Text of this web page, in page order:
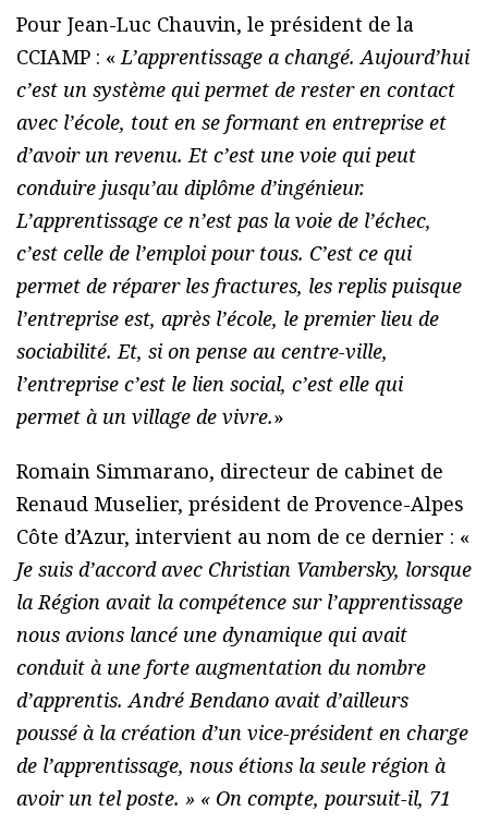
Pour Jean-Luc Chauvin, le président de la
CCIAMP : « L’apprentissage a changé. Aujourd’hui
c’est un système qui permet de rester en contact
avec l’école, tout en se formant en entreprise et
d’avoir un revenu. Et c’est une voie qui peut
conduire jusqu’au diplôme d’ingénieur.
L’apprentissage ce n’est pas la voie de l’échec,
c’est celle de l’emploi pour tous. C’est ce qui
permet de réparer les fractures, les replis puisque
l’entreprise est, après l’école, le premier lieu de
sociabilité. Et, si on pense au centre-ville,
l’entreprise c’est le lien social, c’est elle qui
permet à un village de vivre.»
Romain Simmarano, directeur de cabinet de
Renaud Muselier, président de Provence-Alpes
Côte d’Azur, intervient au nom de ce dernier : «
Je suis d’accord avec Christian Vambersky, lorsque
la Région avait la compétence sur l’apprentissage
nous avions lancé une dynamique qui avait
conduit à une forte augmentation du nombre
d’apprentis. André Bendano avait d’ailleurs
poussé à la création d’un vice-président en charge
de l’apprentissage, nous étions la seule région à
avoir un tel poste. » « On compte, poursuit-il, 71